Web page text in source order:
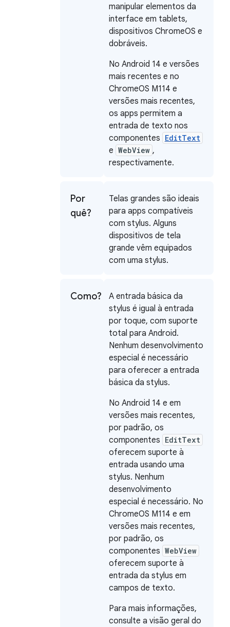
manipular elementos da
interface em tablets,
dispositivos ChromeOS e
dobráveis.
No Android 14 e versões
mais recentes e no
ChromeOS M114 e
versões mais recentes,
os apps permitem a
entrada de texto nos
componentes EditText
e WebView ,
respectivamente.
Por
quê?
Telas grandes são ideais
para apps compatíveis
com stylus. Alguns
dispositivos de tela
grande vêm equipados
com uma stylus.
Como?
A entrada básica da
stylus é igual à entrada
por toque, com suporte
total para Android.
Nenhum desenvolvimento
especial é necessário
para oferecer a entrada
básica da stylus.
No Android 14 e em
versões mais recentes,
por padrão, os
componentes EditText
oferecem suporte à
entrada usando uma
stylus. Nenhum
desenvolvimento
especial é necessário. No
ChromeOS M114 e em
versões mais recentes,
por padrão, os
componentes WebView
oferecem suporte à
entrada da stylus em
campos de texto.
Para mais informações,
consulte a visão geral do